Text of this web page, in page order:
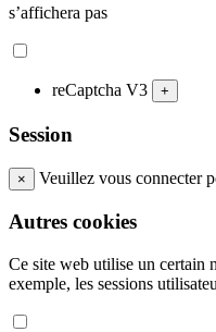
s’affichera pas
reCaptcha V3 +
Session
× Veuillez vous connecter
Autres cookies
Ce site web utilise un certain
exemple, les sessions